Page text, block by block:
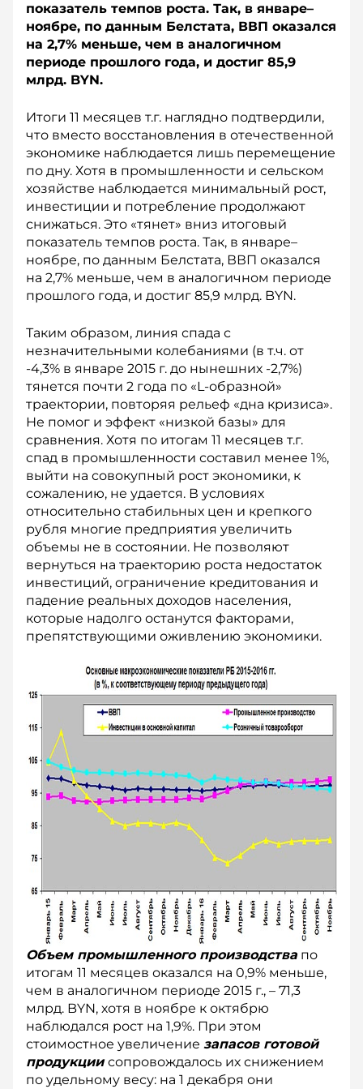
показатель темпов роста. Так, в январе–
ноябре, по данным Белстата, ВВП оказался
на 2,7% меньше, чем в аналогичном
периоде прошлого года, и достиг 85,9
млрд. BYN.
Итоги 11 месяцев т.г. наглядно подтвердили,
что вместо восстановления в отечественной
экономике наблюдается лишь перемещение
по дну. Хотя в промышленности и сельском
хозяйстве наблюдается минимальный рост,
инвестиции и потребление продолжают
снижаться. Это «тянет» вниз итоговый
показатель темпов роста. Так, в январе–
ноябре, по данным Белстата, ВВП оказался
на 2,7% меньше, чем в аналогичном периоде
прошлого года, и достиг 85,9 млрд. BYN.
Таким образом, линия спада с
незначительными колебаниями (в т.ч. от
-4,3% в январе 2015 г. до нынешних -2,7%)
тянется почти 2 года по «L-образной»
траектории, повторяя рельеф «дна кризиса».
Не помог и эффект «низкой базы» для
сравнения. Хотя по итогам 11 месяцев т.г.
спад в промышленности составил менее 1%,
выйти на совокупный рост экономики, к
сожалению, не удается. В условиях
относительно стабильных цен и крепкого
рубля многие предприятия увеличить
объемы не в состоянии. Не позволяют
вернуться на траекторию роста недостаток
инвестиций, ограничение кредитования и
падение реальных доходов населения,
которые надолго останутся факторами,
препятствующими ожив­лению экономики.
Объем промышленного производства по
итогам 11 месяцев оказался на 0,9% меньше,
чем в аналогичном периоде 2015 г., – 71,3
млрд. BYN, хотя в ноябре к октябрю
наблюдался рост на 1,9%. При этом
стоимостное увеличение запасов готовой
продукции сопровождалось их снижением
по удельному весу: на 1 декабря они